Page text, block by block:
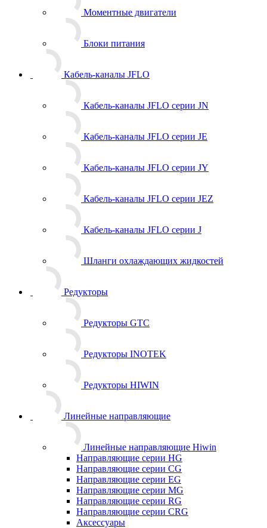
Моментные двигатели
Блоки питания
Кабель-каналы JFLO
Кабель-каналы JFLO серии JN
Кабель-каналы JFLO серии JE
Кабель-каналы JFLO серии JY
Кабель-каналы JFLO серии JEZ
Кабель-каналы JFLO серии J
Шланги охлаждающих жидкостей
Редукторы
Редукторы GTC
Редукторы INOTEK
Редукторы HIWIN
Линейные направляющие
Линейные направляющие Hiwin
Направляющие серии HG
Направляющие серии CG
Направляющие серии EG
Направляющие серии MG
Направляющие серии RG
Направляющие серии CRG
Аксессуары